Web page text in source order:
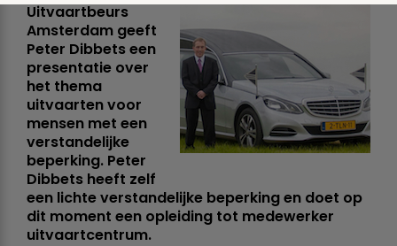
Uitvaartbeurs
Amsterdam geeft
Peter Dibbets een
presentatie over
het thema
uitvaarten voor
mensen met een
verstandelijke
beperking. Peter
Dibbets heeft zelf
een lichte verstandelijke beperking en doet op
dit moment een opleiding tot medewerker
uitvaartcentrum.